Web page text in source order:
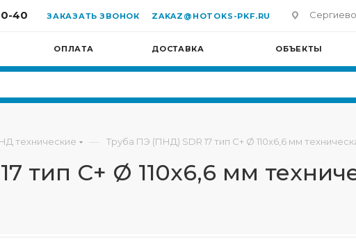
40 ЗАКАЗАТЬ ЗВОНОК ZAKAZ@HOTOKS-PKF.RU
ОПЛАТА ДОСТАВКА ОБЪЕКТЫ
технические — Труба ПЭ (ПНД) SDR 17 тип С+ Ø 110х6,6 мм
тип С+ Ø 110х6,6 мм